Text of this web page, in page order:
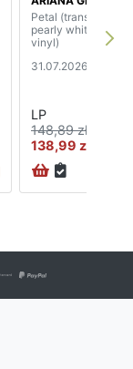
Petal (translucent
pearly white
vinyl)
31.07.2026
LP
148,89 zł
138,99 zł